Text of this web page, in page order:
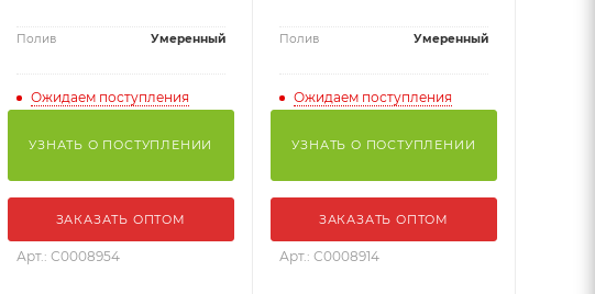
Полив Умеренный
Ожидаем поступления
УЗНАТЬ О ПОСТУПЛЕНИИ
ЗАКАЗАТЬ ОПТОМ
Арт.: С0008954
Полив Умеренный
Ожидаем поступления
УЗНАТЬ О ПОСТУПЛЕНИИ
ЗАКАЗАТЬ ОПТОМ
Арт.: С0008914